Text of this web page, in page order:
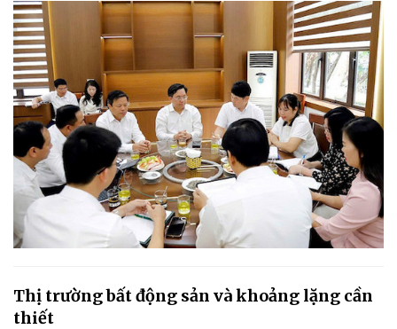
Thị trường bất động sản và khoảng lặng cần
thiết